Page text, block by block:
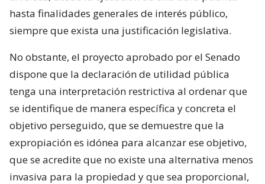
hasta finalidades generales de interés público,
siempre que exista una justificación legislativa.
No obstante, el proyecto aprobado por el Senado
dispone que la declaración de utilidad pública
tenga una interpretación restrictiva al ordenar que
se identifique de manera específica y concreta el
objetivo perseguido, que se demuestre que la
expropiación es idónea para alcanzar ese objetivo,
que se acredite que no existe una alternativa menos
invasiva para la propiedad y que sea proporcional,